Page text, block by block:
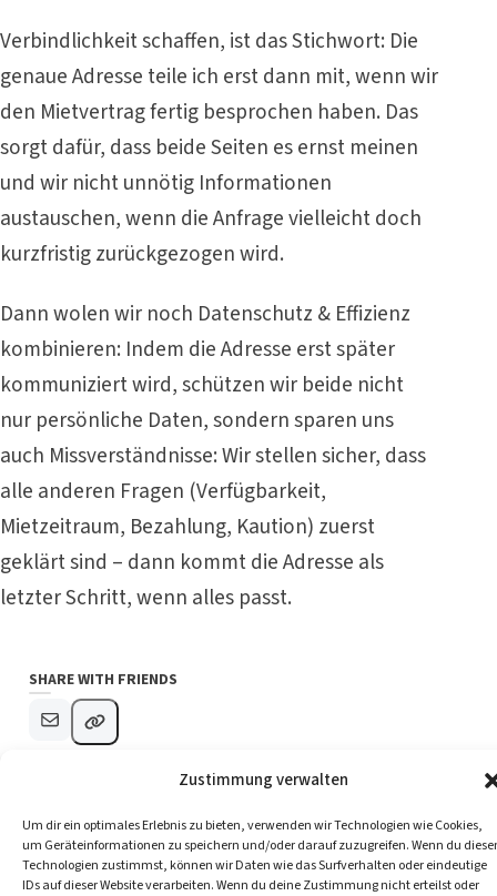
Zustimmung verwalten
Um dir ein optimales Erlebnis zu bieten, verwenden wir Technologien wie Cookies,
um Geräteinformationen zu speichern und/oder darauf zuzugreifen. Wenn du
Technologien zustimmst, können wir Daten wie das Surfverhalten oder eindeutige
IDs auf dieser Website verarbeiten. Wenn du deine Zustimmung nicht erteilst oder
Verbindlichkeit schaffen, ist das Stichwort: Die
genaue Adresse teile ich erst dann mit, wenn wir
den Mietvertrag fertig besprochen haben. Das
sorgt dafür, dass beide Seiten es ernst meinen
und wir nicht unnötig Informationen
austauschen, wenn die Anfrage vielleicht doch
kurzfristig zurückgezogen wird.
Dann wolen wir noch Datenschutz & Effizienz
kombinieren: Indem die Adresse erst später
kommuniziert wird, schützen wir beide nicht
nur persönliche Daten, sondern sparen uns
auch Missverständnisse: Wir stellen sicher, dass
alle anderen Fragen (Verfügbarkeit,
Mietzeitraum, Bezahlung, Kaution) zuerst
geklärt sind – dann kommt die Adresse als
letzter Schritt, wenn alles passt.
SHARE WITH FRIENDS
Deine Nachricht an mich
A
l
t